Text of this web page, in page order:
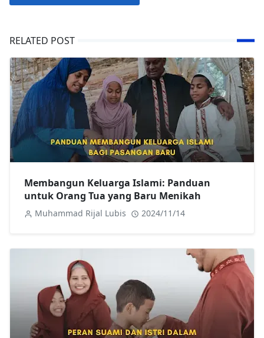
RELATED POST
Membangun Keluarga Islami: Panduan
untuk Orang Tua yang Baru Menikah
Muhammad Rijal Lubis 2024/11/14